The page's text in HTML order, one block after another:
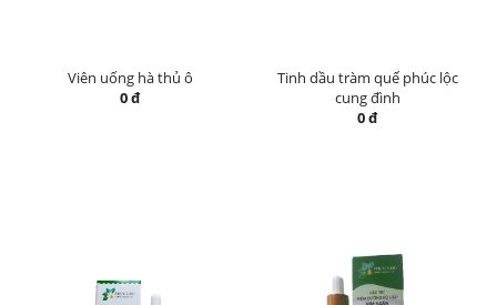
Viên uống hà thủ ô
0 đ
Tinh dầu tràm quế phúc lộc
cung đình
0 đ